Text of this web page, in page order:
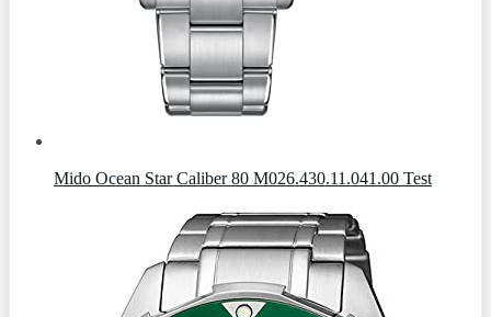
Mido Ocean Star Caliber 80 M026.430.11.041.00 Test